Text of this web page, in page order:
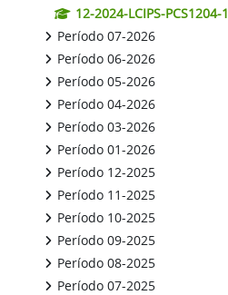
12-2024-LCIPS-PCS1204-1
Período 07-2026
Período 06-2026
Período 05-2026
Período 04-2026
Período 03-2026
Período 01-2026
Período 12-2025
Período 11-2025
Período 10-2025
Período 09-2025
Período 08-2025
Período 07-2025